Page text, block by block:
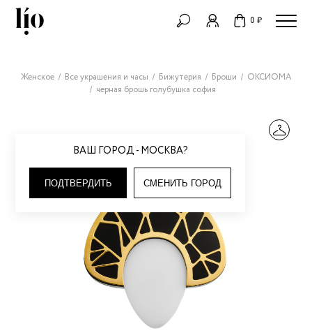
0 ₽
ВАШ ГОРОД - МОСКВА?
ПОДТВЕРДИТЬ СМЕНИТЬ ГОРОД
Женское Все украшения и часы Бижутерия Броши
ОКСИОМА
черная брошь голубушка софия